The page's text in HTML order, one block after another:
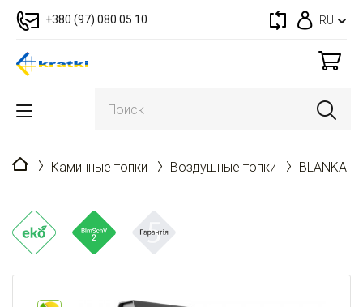
+380 (97) 080 05 10 RU
Главная
Каминные топки Воздушные топки BLANKA 8